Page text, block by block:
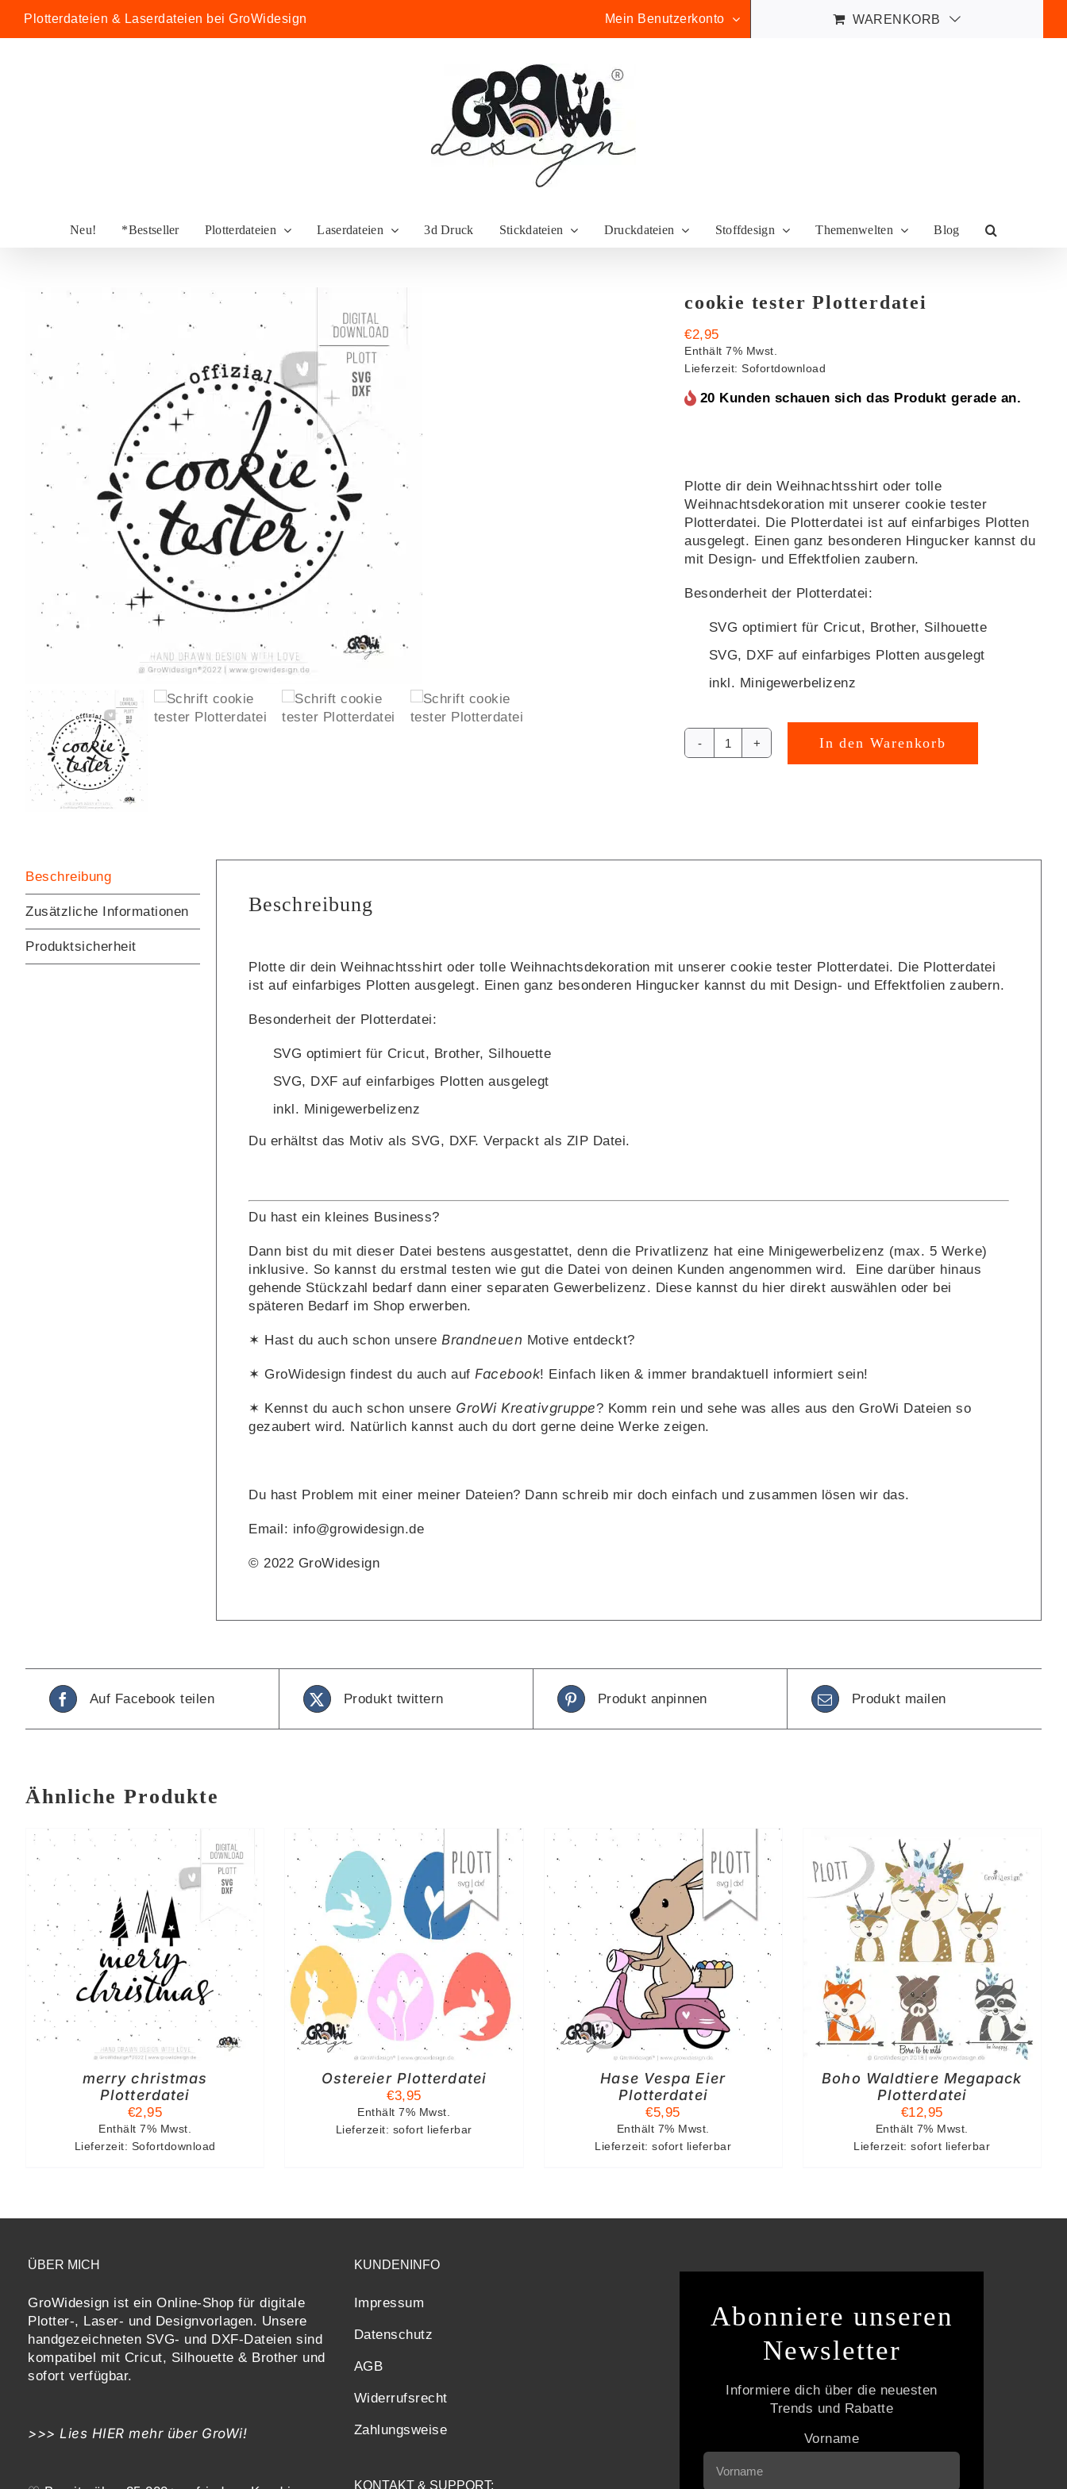
Inhalt
Plotterdateien & Laserdateien bei GroWidesign Mein Benutzerkonto WARENKORB
Neu! *Bestseller Plotterdateien Laserdateien 3d Druck Stickdateien Druckdateien Stoffdesign Themenwelten Blog
cookie tester Plotterdatei
€2,95
Enthält 7% Mwst.
Lieferzeit: Sofortdownload
20 Kunden schauen sich das Produkt gerade an.
Plotte dir dein Weihnachtsshirt oder tolle
Weihnachtsdekoration mit unserer cookie tester
Plotterdatei. Die Plotterdatei ist auf einfarbiges Plotten
ausgelegt. Einen ganz besonderen Hingucker kannst du
mit Design- und Effektfolien zaubern.
Besonderheit der Plotterdatei:
SVG optimiert für Cricut, Brother, Silhouette
SVG, DXF auf einfarbiges Plotten ausgelegt
inkl. Minigewerbelizenz
cookie
In den Warenkorb
Alternative:
Beschreibung
Zusätzliche Informationen
Produktsicherheit
Beschreibung
Plotte dir dein Weihnachtsshirt oder tolle Weihnachtsdekoration mit unserer cookie tester Plotterdatei. Die Plotterdatei
ist auf einfarbiges Plotten ausgelegt. Einen ganz besonderen Hingucker kannst du mit Design- und Effektfolien zaubern.
Besonderheit der Plotterdatei:
SVG optimiert für Cricut, Brother, Silhouette
SVG, DXF auf einfarbiges Plotten ausgelegt
inkl. Minigewerbelizenz
Du erhältst das Motiv als SVG, DXF. Verpackt als ZIP Datei.
Du hast ein kleines Business?
Dann bist du mit dieser Datei bestens ausgestattet, denn die Privatlizenz hat eine Minigewerbelizenz (max. 5 Werke)
inklusive. So kannst du erstmal testen wie gut die Datei von deinen Kunden angenommen wird. Eine darüber hinaus
gehende Stückzahl bedarf dann einer separaten Gewerbelizenz. Diese kannst du hier direkt auswählen oder bei
späteren Bedarf im Shop erwerben.
✶ Hast du auch schon unsere Brandneuen Motive entdeckt?
✶ GroWidesign findest du auch auf Facebook! Einfach liken & immer brandaktuell informiert sein!
✶ Kennst du auch schon unsere GroWi Kreativgruppe? Komm rein und sehe was alles aus den GroWi Dateien so
gezaubert wird. Natürlich kannst auch du dort gerne deine Werke zeigen.
Du hast Problem mit einer meiner Dateien? Dann schreib mir doch einfach und zusammen lösen wir das.
Email: info@growidesign.de
© 2022 GroWidesign
Auf Facebook teilen Produkt twittern Produkt anpinnen Produkt mailen
Ähnliche Produkte
merry christmas
Plotterdatei
€2,95
Enthält 7% Mwst.
Lieferzeit: Sofortdownload
IN DEN WARENKORB
DETAILS
Ostereier Plotterdatei
€3,95
Enthält 7% Mwst.
Lieferzeit: sofort lieferbar
IN DEN WARENKORB
DETAILS
Hase Vespa Eier
Plotterdatei
€5,95
Enthält 7% Mwst.
Lieferzeit: sofort lieferbar
IN DEN WARENKORB
DETAILS
Boho Waldtiere Megapack
Plotterdatei
€12,95
Enthält 7% Mwst.
Lieferzeit: sofort lieferbar
ÜBER MICH
GroWidesign ist ein Online-Shop für digitale
Plotter-, Laser- und Designvorlagen. Unsere
handgezeichneten SVG- und DXF-Dateien sind
kompatibel mit Cricut, Silhouette & Brother und
sofort verfügbar.
>>> Lies HIER mehr über GroWi!
KUNDENINFO
Impressum
Datenschutz
AGB
Widerrufsrecht
Zahlungsweise
KONTAKT & SUPPORT:
Abonniere unseren
Newsletter
Informiere dich über die neuesten
Trends und Rabatte
Vorname